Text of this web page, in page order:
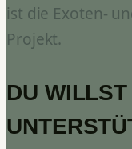
ist die Exoten-
Projekt.
DU